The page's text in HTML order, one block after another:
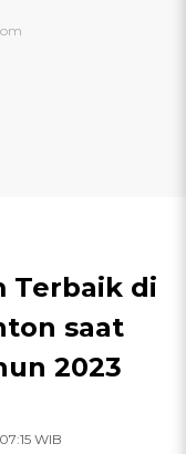
Terbaik di
saat
2023
WIB